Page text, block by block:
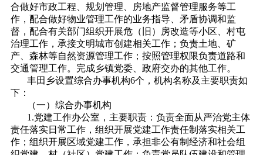
合做好市政工程、规划管理、房地产监督管理服务等工
作，配合做好物业管理工作的业务指导、矛盾协调和监
督，配合有关部门组织开展危（旧）房改造等小区、村屯
治理工作，承接文明城市创建相关工作；负责土地、矿
产、森林等自然资源管理工作；按照管理权限负责道路和
交通管理工作。完成乡镇党委、政府交办的其他工作。
丰田乡设置综合办事机构6个，机构名称及主要职责如
下：
（一）综合办事机构
1.党建工作办公室，主要职责：负责全面从严治党主体
责任落实日常工作，组织开展党建工作责任制落实相关工
作；组织开展区域党建工作，承担非公有制经济和社会组